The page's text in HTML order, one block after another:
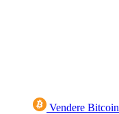
Vendere Bitcoin